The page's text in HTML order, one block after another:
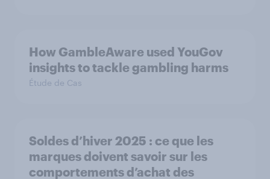
How GambleAware used YouGov
insights to tackle gambling harms
Étude de Cas
Soldes d’hiver 2025 : ce que les
marques doivent savoir sur les
comportements d’achat des